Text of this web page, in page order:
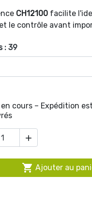
CH12100 facilite
le contrôle avant
: 39
cours – Expédition

 Ajouter au